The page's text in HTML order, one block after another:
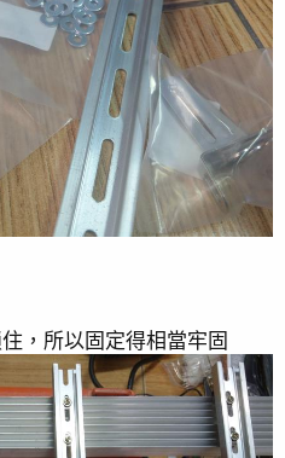
14，所以固定得相當牢固